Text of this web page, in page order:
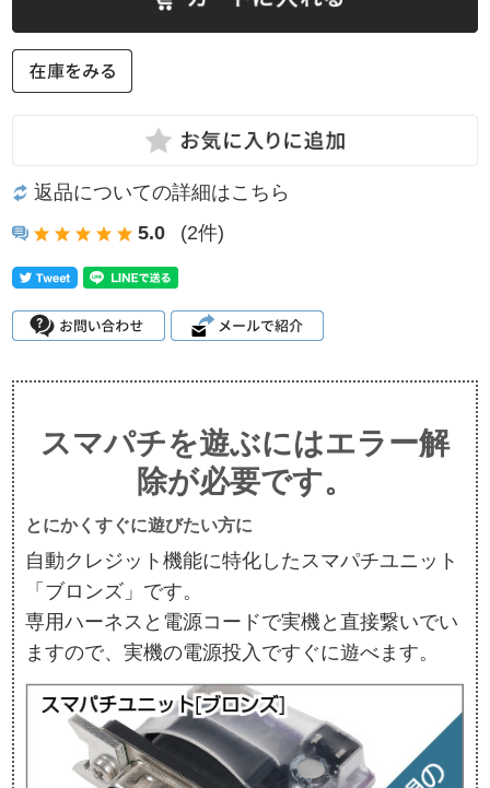
返品についての詳細はこちら
5.0
(2件)
スマパチを遊ぶにはエラー解
除が必要です。
とにかくすぐに遊びたい方に
自動クレジット機能に特化したスマパチユニット
「ブロンズ」です。
専用ハーネスと電源コードで実機と直接繋いでい
ますので、実機の電源投入ですぐに遊べます。